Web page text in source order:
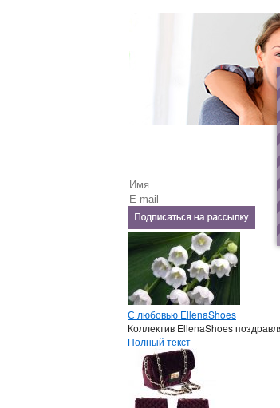
С любовью EllenaShoes
Коллектив EllenaShoes
Полный текст